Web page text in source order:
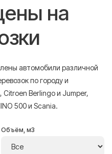
на
автомобили различной
по городу и
Berlingo и Jumper,
500 и Scania.
Объём, м3